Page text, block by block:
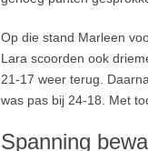
Op die stand Marleen
Lara scoorden ook
21-17 weer terug.
was pas bij 24-18. Met
Spanning